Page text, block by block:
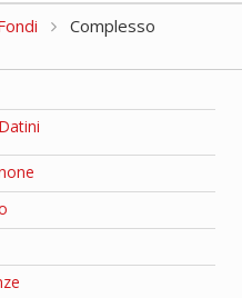
Complesso